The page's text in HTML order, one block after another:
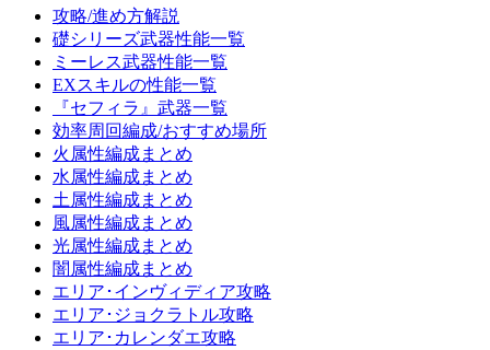
攻略/進め方解説
礎シリーズ武器性能一覧
ミーレス武器性能一覧
EXスキルの性能一覧
『セフィラ』武器一覧
効率周回編成/おすすめ場所
火属性編成まとめ
水属性編成まとめ
土属性編成まとめ
風属性編成まとめ
光属性編成まとめ
闇属性編成まとめ
エリア･インヴィディア攻略
エリア･ジョクラトル攻略
エリア･カレンダエ攻略